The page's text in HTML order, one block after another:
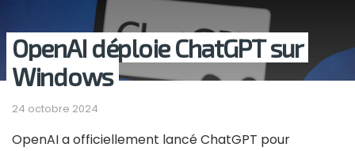
OpenAI déploie ChatGPT sur
Windows
24 octobre 2024
OpenAI a officiellement lancé ChatGPT pour